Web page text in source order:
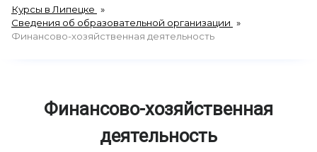
Выдаваемые документы
Сведения об образовательной организации
Курсы по сметному делу и финансовому
Бухгалтерские курсы в Липецке
Курсы в Липецке
Сведения об образовательной организации
Финансово-хозяйственная деятельность
Финансово-хозяйственная
деятельность